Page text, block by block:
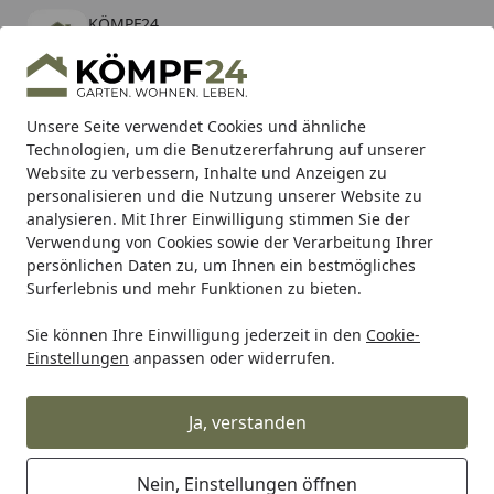
Unsere Seite verwendet Cookies und ähnliche
Technologien, um die Benutzererfahrung auf unserer
Website zu verbessern, Inhalte und Anzeigen zu
personalisieren und die Nutzung unserer Website zu
analysieren. Mit Ihrer Einwilligung stimmen Sie der
Verwendung von Cookies sowie der Verarbeitung Ihrer
persönlichen Daten zu, um Ihnen ein bestmögliches
Surferlebnis und mehr Funktionen zu bieten.
Sie können Ihre Einwilligung jederzeit in den Cookie-
Einstellungen anpassen oder widerrufen.
Ja, verstanden
Nein, Einstellungen öffnen
KÖMPF24
kostenlos - Im App Store
Hotline
Alle Produkte
Mein Konto
Suchen
Karibu Pools inkl. gratis Sandfilteranlage & Pool-
Starterset (Gesamtwert bis 468,99€)
Startseite
Grill Weber Ersatzteil CASTER LEG A LG CGG 22 BB
Weber Ersatzteil CASTER LEG A LG
CGG 22 BB (2400222)